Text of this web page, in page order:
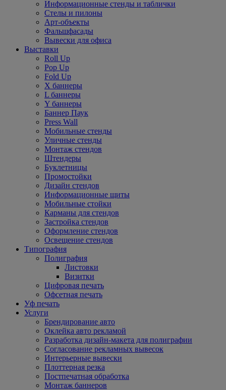
Информационные стенды и таблички
Стелы и пилоны
Арт-объекты
Фальшфасады
Вывески для офиса
Выставки
Roll Up
Pop Up
Fold Up
Х баннеры
L баннеры
Y баннеры
Баннер Паук
Press Wall
Мобильные стенды
Уличные стенды
Монтаж стендов
Штендеры
Буклетницы
Промостойки
Дизайн стендов
Информационные щиты
Мобильные стойки
Карманы для стендов
Застройка стендов
Оформление стендов
Освещение стендов
Типография
Полиграфия
Листовки
Визитки
Цифровая печать
Офсетная печать
Уф печать
Услуги
Брендирование авто
Оклейка авто рекламой
Разработка дизайн-макета для полиграфии
Согласование рекламных вывесок
Интерьерные вывески
Плоттерная резка
Постпечатная обработка
Монтаж баннеров